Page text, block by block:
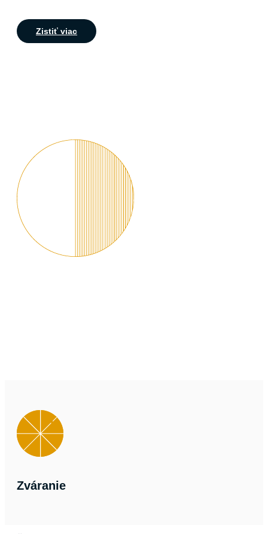
Zistiť viac
Zváranie